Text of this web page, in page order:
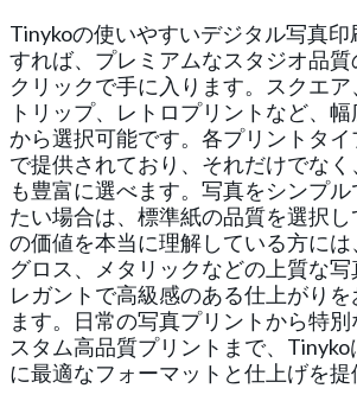
Tinykoの使いやすいデジタル写真印
すれば、プレミアムなスタジオ品
クリックで手に入ります。スクエ
トリップ、レトロプリントなど、
から選択可能です。各プリントタ
で提供されており、それだけでな
も豊富に選べます。写真をシンプ
たい場合は、標準紙の品質を選択
の価値を本当に理解している方に
グロス、メタリックなどの上質な
レガントで高級感のある仕上がり
ます。日常の写真プリントから特
スタム高品質プリントまで、
に最適なフォーマットと仕上げを提